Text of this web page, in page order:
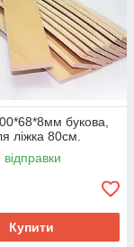
букова,
ліжка 80см.
Купити